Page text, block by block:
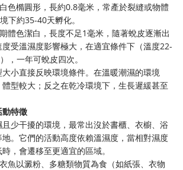
色橢圓形，長約0.8毫米，常產於裂縫或物體
下約35-40天孵化。
體色潔白，長度不足1毫米，隨著蛻皮逐漸出
受溫濕度影響極大，在適宜條件下（溫度22-
，一年可蛻皮四次。
大小直接反映環境條件。在溫暖潮濕的環境
型較大；反之在乾冷環境下，生長遲緩甚至
動特徵
少干擾的環境，最常出沒於書櫃、衣櫥、浴
。它們的活動高度依賴溫濕度，當相對濕度
，會遷移至更適宜的區域。
魚以澱粉、多糖類物質為食（如紙張、衣物